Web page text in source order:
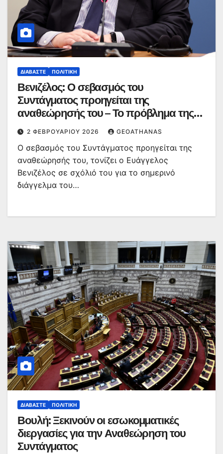
ΔΙΑΒΆΣΤΕ ΠΟΛΙΤΙΚΉ
Βενιζέλος: Ο σεβασμός του
Συντάγματος προηγείται της
αναθεώρησής του – Το πρόβλημα της
χώρας είναι η βαθιά κρίση αξιοπιστίας
των θεσμών
2 ΦΕΒΡΟΥΑΡΊΟΥ 2026 GEOATHANAS
Ο σεβασμός του Συντάγματος προηγείται της
αναθεώρησής του, τονίζει ο Ευάγγελος
Βενιζέλος σε σχόλιό του για το σημερινό
διάγγελμα του…
ΔΙΑΒΆΣΤΕ ΠΟΛΙΤΙΚΉ
Βουλή: Ξεκινούν οι εσωκομματικές
διεργασίες για την Αναθεώρηση του
Συντάγματος